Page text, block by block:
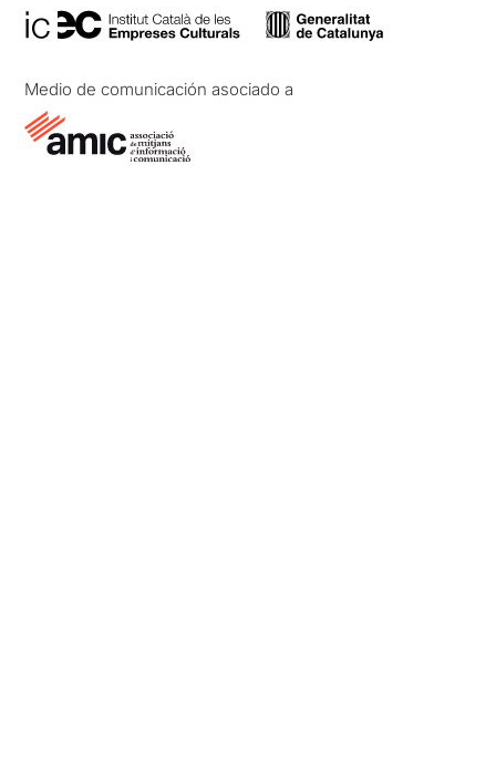
Medio de comunicación asociado a